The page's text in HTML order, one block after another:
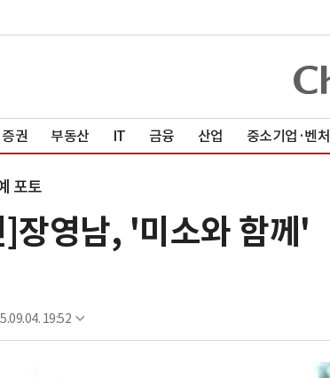
증권 부동산 IT 금융 산업 중소기업·벤처
포토
]장영남, '미소와 함께'
19:52